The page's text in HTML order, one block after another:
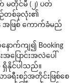
မတိုင်မီ (၂) ပတ်
ဉ်တစ်ခုလုံး၏
အဖြစ် ကောက်ခံမည်
ာက်ကျ၍ Booking
ြောင်းအလဲပေါ်
ရှိနိုင်ပါသည်။
ာခရီးစဉ်အတိုင်းဖြစ်စေ